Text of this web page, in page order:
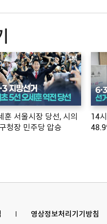
훈 서울시장 당선, 시의
청장 민주당 압승
14
l 영상정보처리기기방침